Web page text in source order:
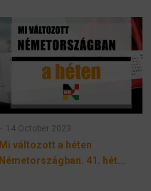
14 October 2023
Mi változott a héten
Németországban. 41. hét...